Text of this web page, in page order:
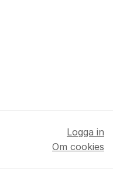
Logga in
Om cookies